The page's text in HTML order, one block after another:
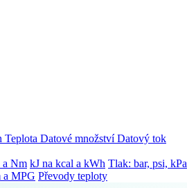
Teplota Datové množstvíDatový tok
a Nm kJ na kcal a kWh Tlak: bar, psi, kPa
a MPG Převody teploty